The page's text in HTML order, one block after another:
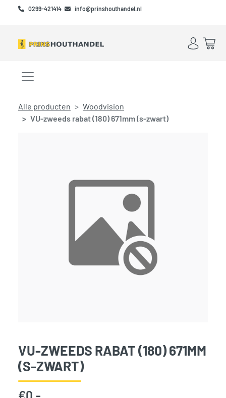
Skip to main content
Skip to footer
0299-421414 info@prinshouthandel.nl
Account
Menu openen/sluiten
Alle producten
Woodvision
VU-zweeds rabat (180) 671mm (s-zwart)
VU-ZWEEDS RABAT (180) 671MM
(S-ZWART)